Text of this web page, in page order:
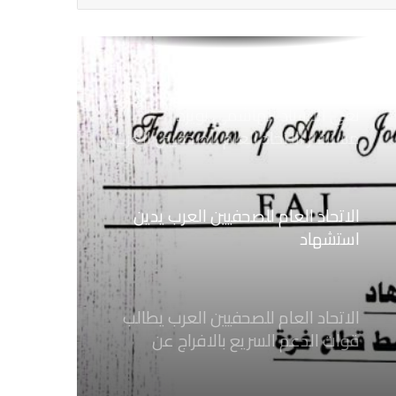
ضد الإجراءات التعسفية من السلطات
اليمنية
مستشار الاتحاد العام للصحفيين العرب
الاتحاد العام للصحفيين العرب يدين
استشهاد
ثلاثة صحفيين فلسطينيين باستهداف
إسرائيلي وسط قطاع غزة
الاتحاد العام للصحفيين العرب يطالب
قوات الدعم السريع بالافراج عن
الصحفيين السودانيين المعتقلين لديها
فوراً